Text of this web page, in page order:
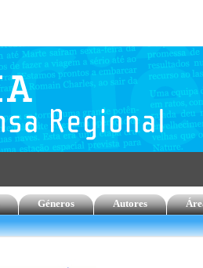
Géneros Autores